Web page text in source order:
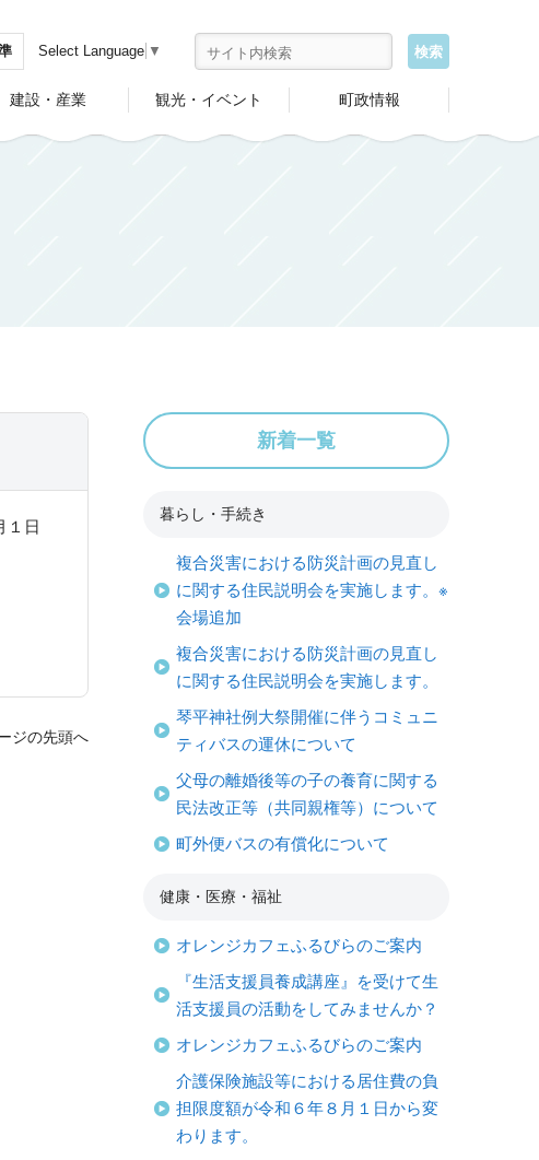
建設・産業 観光・イベント 町政情報
Select Language ▼
１日
ジの先頭へ
新着一覧
暮らし・手続き
複合災害における防災計画の見直し
に関する住民説明会を実施します。※
会場追加
複合災害における防災計画の見直し
に関する住民説明会を実施します。
琴平神社例大祭開催に伴うコミュニ
ティバスの運休について
父母の離婚後等の子の養育に関する
民法改正等（共同親権等）について
町外便バスの有償化について
健康・医療・福祉
オレンジカフェふるびらのご案内
『生活支援員養成講座』を受けて生
活支援員の活動をしてみませんか？
オレンジカフェふるびらのご案内
介護保険施設等における居住費の負
担限度額が令和６年８月１日から変
わります。